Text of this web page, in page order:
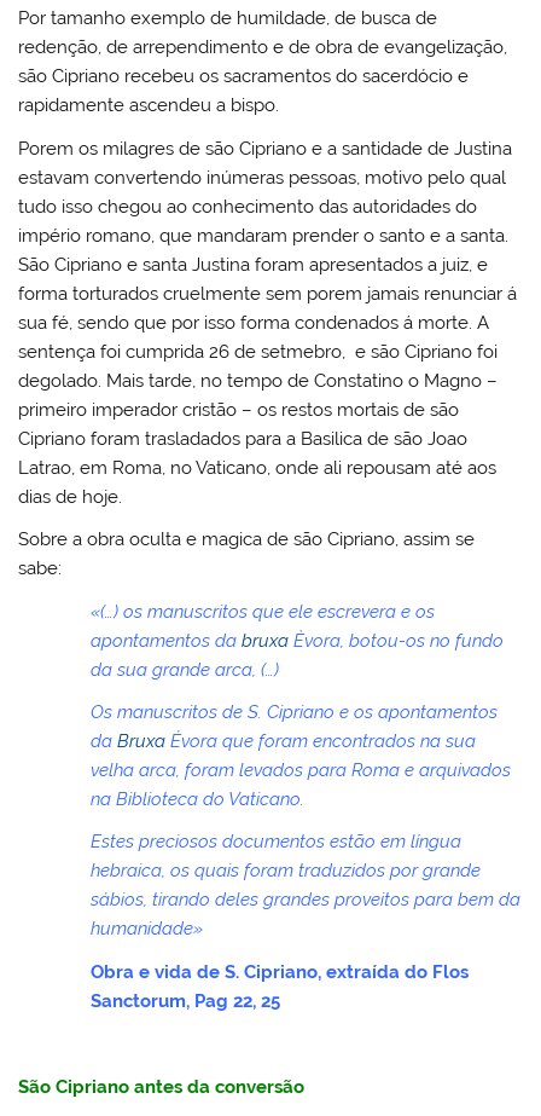
Por tamanho exemplo de humildade, de busca de
redenção, de arrependimento e de obra de evangelização,
são Cipriano recebeu os sacramentos do sacerdócio e
rapidamente ascendeu a bispo.
Porem os milagres de são Cipriano e a santidade de Justina
estavam convertendo inúmeras pessoas, motivo pelo qual
tudo isso chegou ao conhecimento das autoridades do
império romano, que mandaram prender o santo e a santa.
São Cipriano e santa Justina foram apresentados a juiz, e
forma torturados cruelmente sem porem jamais renunciar á
sua fé, sendo que por isso forma condenados á morte. A
sentença foi cumprida 26 de setmebro, e são Cipriano foi
degolado. Mais tarde, no tempo de Constatino o Magno –
primeiro imperador cristão – os restos mortais de são
Cipriano foram trasladados para a Basilica de são Joao
Latrao, em Roma, no Vaticano, onde ali repousam até aos
dias de hoje.
Sobre a obra oculta e magica de são Cipriano, assim se
sabe:
«(…) os manuscritos que ele escrevera e os
apontamentos dabruxa Èvora, botou-os no fundo
da sua grande arca, (…)
Os manuscritos de S. Cipriano e os apontamentos
daBruxa Évora que foram encontrados na sua
velha arca, foram levados para Roma e arquivados
na Biblioteca do Vaticano.
Estes preciosos documentos estão em língua
hebraica, os quais foram traduzidos por grande
sábios, tirando deles grandes proveitos para bem da
humanidade»
Obra e vida de S. Cipriano, extraída do Flos
Sanctorum, Pag 22, 25
São Cipriano antes da conversão